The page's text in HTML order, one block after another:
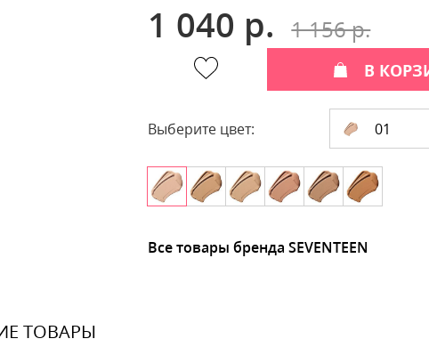
1 040 р. 1 156 р.
В
Выберите цвет: 01
Все товары бренда SEVENTEEN
ТОВАРЫ